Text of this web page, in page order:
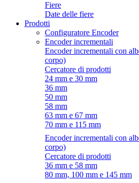
Fiere
Date delle fiere
Prodotti
Configuratore Encoder
Encoder incrementali
Encoder incrementali con
corpo)
Cercatore di prodotti
24 mm e 30 mm
36 mm
50 mm
58 mm
63 mm e 67 mm
70 mm e 115 mm
Encoder incrementali con
corpo)
Cercatore di prodotti
36 mm e 58 mm
80 mm, 100 mm e 145 mm